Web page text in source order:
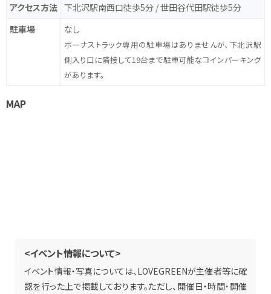
アクセス方法 下北沢駅南西口徒歩5分 / 世田谷代田駅徒歩5分
駐車場
なし
ボーナストラック専用の駐車場はありませんが、下北沢駅
側入り口に隣接して19台まで駐車可能なコインパーキング
があります。
MAP
<イベント情報について>
イベント情報・写真については、LOVEGREENが主催者等に確
認を行った上で掲載しております。ただし、開催日・時間・開催